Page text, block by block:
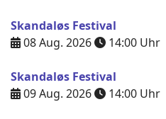
Skandaløs Festival
08 Aug. 2026
14:00 Uhr
Skandaløs Festival
09 Aug. 2026
14:00 Uhr